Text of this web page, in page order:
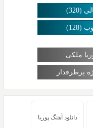
(320)
(128)
ملکی
پرطرفدار
دانلود آهنگ پوریا